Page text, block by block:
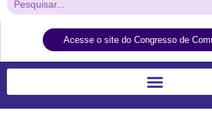
Acesse o site do Congresso de